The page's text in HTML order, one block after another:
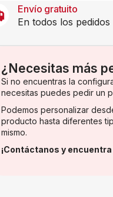
Envío gratuito
En todos los pedidos
¿Necesitas más
Si no encuentras la
necesitas puedes pedir un
Podemos personalizar
producto hasta diferentes
mismo.
¡Contáctanos y